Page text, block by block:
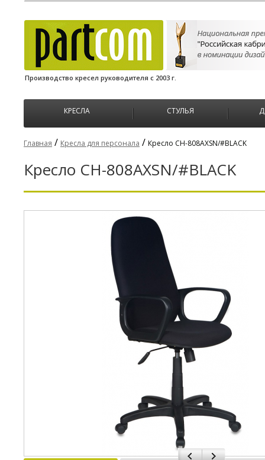
Производство кресел руководителя с 2003 г.
КРЕСЛА СТУЛЬЯ
Главная / Кресла для персонала / Кресло CH-808AXSN/#BLACK
Кресло CH-808AXSN/#BLACK